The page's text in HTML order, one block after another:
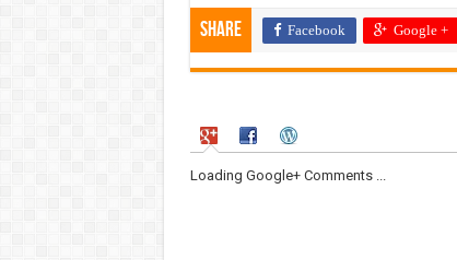
Share Facebook Google +
Loading Google+ Comments ...